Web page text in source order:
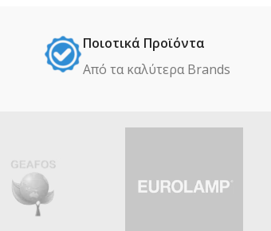
Ποιοτικά Προϊόντα
Από τα καλύτερα Βrands